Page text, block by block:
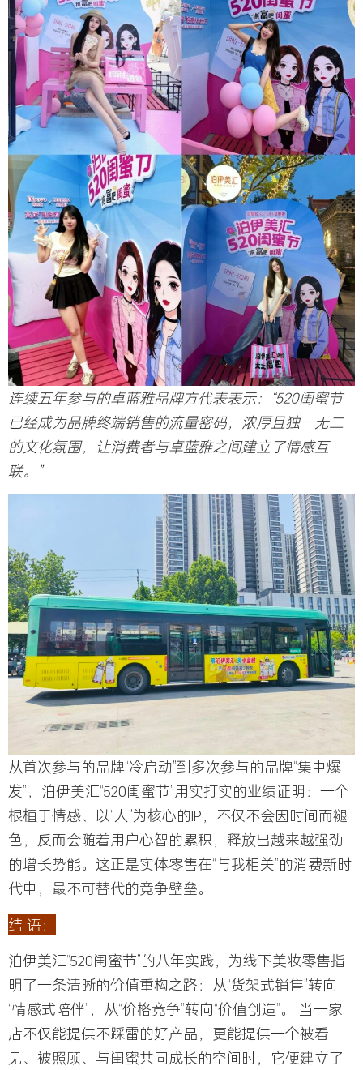
连续五年参与的卓蓝雅品牌方代表表示：“520闺蜜节
已经成为品牌终端销售的流量密码，浓厚且独一无二
的文化氛围，让消费者与卓蓝雅之间建立了情感互
联。”
从首次参与的品牌“冷启动”到多次参与的品牌“集中爆
发”，泊伊美汇“520闺蜜节”用实打实的业绩证明： 一个
根植于情感、以“人”为核心的IP，不仅不会因时间而褪
色，反而会随着用户心智的累积，释放出越来越强劲
的增长势能。 这正是实体零售在“与我相关”的消费新时
代中，最不可替代的竞争壁垒。
结 语：
泊伊美汇“520闺蜜节”的八年实践，为线下美妆零售指
明了一条清晰的价值重构之路： 从“货架式销售”转向
“情感式陪伴”，从“价格竞争”转向“价值创造”。
当一家
店不仅能提供不踩雷的好产品，更能提供一个被看
见、被照顾、与闺蜜共同成长的空间时，它便建立了